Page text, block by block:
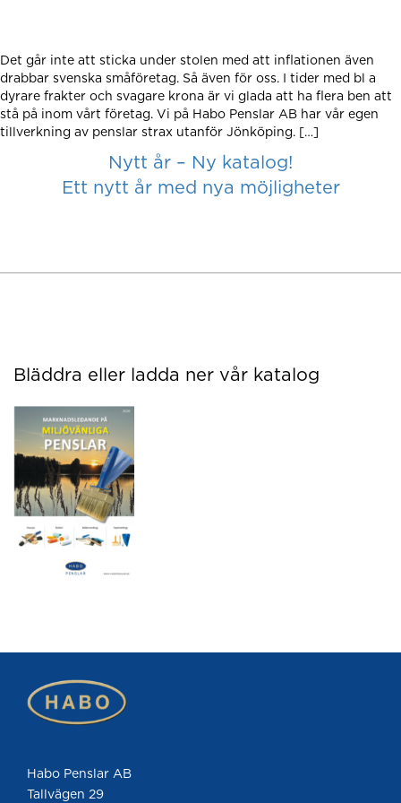
Om oss/Kontakt
Det går inte att sticka under stolen med att inflationen även
drabbar svenska småföretag. Så även för oss. I tider med bl a
dyrare frakter och svagare krona är vi glada att ha flera ben att
stå på inom vårt företag. Vi på Habo Penslar AB har vår egen
tillverkning av penslar strax utanför Jönköping. […]
Inläggsnavigering
Nytt år – Ny katalog!
Ett nytt år med nya möjligheter
Bläddra eller ladda ner vår katalog
Habo Penslar AB
Tallvägen 29